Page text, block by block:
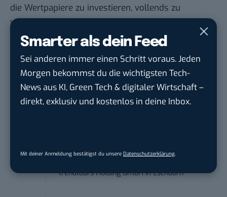
Smarter als dein Feed
Sei anderen immer einen Schritt voraus. Jeden
Morgen bekommst du die wichtigsten Tech-
News aus KI, Green Tech & digitaler Wirtschaft –
direkt, exklusiv und kostenlos in deine Inbox.
Mit deiner Anmeldung bestätigst du unsere Datenschutzerklärung.
die Wertpapiere zu investieren, vollends zu
verstehen. Sie sind im Begriff, ein Produkt zu
erwerben, das nicht einfach ist und schwer zu
verstehen sein kann.
STELLENANZEIGEN
Social Media Content Creator (m/w/d)
touristische...
trendtours Holding GmbHinEschborn